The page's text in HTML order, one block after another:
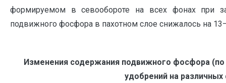
формируемом в севообороте на всех фонах при
подвижного фосфора в пахотном слое снижалось на
Изменения содержания подвижного фосфора (по
удобрений на